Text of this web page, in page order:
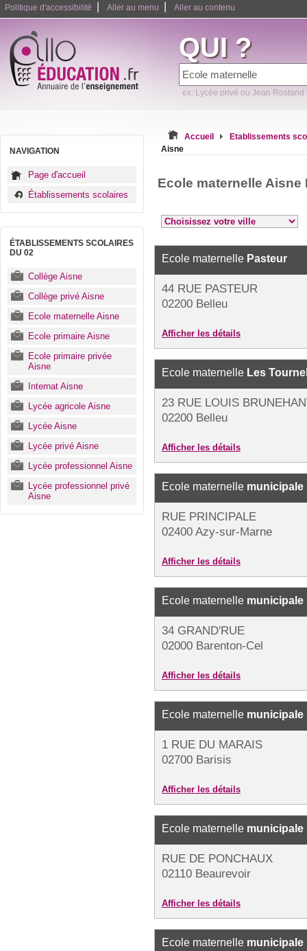
Politique d'accessibilité Aller au menu Aller au contenu
QUI ?
ex: Lycée privé ou Jean Rostand
NAVIGATION
Page d'accueil
Établissements scolaires
ÉTABLISSEMENTS SCOLAIRES
DU 02
Collège Aisne
Collège privé Aisne
Ecole maternelle Aisne
Ecole primaire Aisne
Ecole primaire privée
Aisne
Internat Aisne
Lycée agricole Aisne
Lycée Aisne
Lycée privé Aisne
Lycée professionnel Aisne
Lycée professionnel privé
Aisne
Accueil
Etablissements
Aisne
Ecole maternelle Aisne
Ecole maternelle Pasteur
44 RUE PASTEUR
02200 Belleu
Afficher les détails
Ecole maternelle Les
23 RUE LOUIS
02200 Belleu
Afficher les détails
Ecole maternelle municipale
RUE PRINCIPALE
02400 Azy-sur-Marne
Afficher les détails
Ecole maternelle municipale
34 GRAND'RUE
02000 Barenton-Cel
Afficher les détails
Ecole maternelle municipale
1 RUE DU MARAIS
02700 Barisis
Afficher les détails
Ecole maternelle municipale
RUE DE PONCHAUX
02110 Beaurevoir
Afficher les détails
Ecole maternelle municipale